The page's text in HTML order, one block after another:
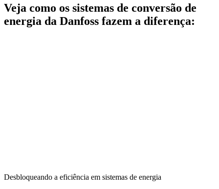
Veja como os sistemas de conversão de
energia da Danfoss fazem a diferença:
Desbloqueando a eficiência em sistemas de energia